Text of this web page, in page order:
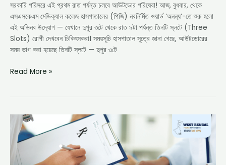
সরকারি পরিসরে এই প্রথম রাত পর্যন্ত চলবে আউটডোর পরিষেবা! আজ, বুধবার, থেকে
এসএসকেএম মেডিক্যাল কলেজ হাসপাতালের (পিজি) নবনির্মিত ওয়ার্ড ‘অনন্য’-তে শুরু হলো
এই অভিনব উদ্যোগ — যেখানে দুপুর ৩টে থেকে রাত ৯টা পর্যন্ত তিনটি স্লটে (Three
Slots) রোগী দেখবেন চিকিৎসকরা। সময়সূচি হাসপাতাল সূত্রে জানা গেছে, আউটডোরের
সময় ভাগ করা হয়েছে তিনটি স্লটে — দুপুর ৩টে
Read More »
Cashless
Treatment
for
Accident